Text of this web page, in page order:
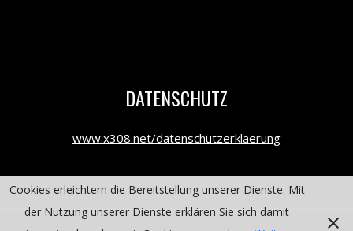
DATENSCHUTZ
www.x308.net/datenschutzerklaerung
Cookies erleichtern die Bereitstellung unserer Dienste. Mit
der Nutzung unserer Dienste erklären Sie sich damit